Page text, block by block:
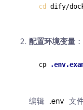
cd
配置环境变量 ：
cp .env
编辑 .env 文